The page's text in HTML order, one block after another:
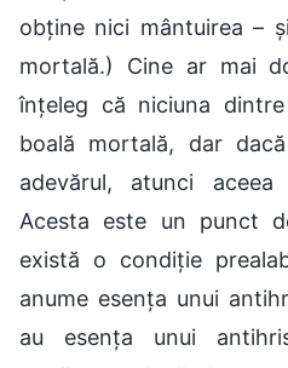
obține nici mântuirea –
mortală.) Cine ar mai
înțeleg că niciuna
boală mortală, dar
adevărul, atunci
Acesta este un punct
există o condiție
anume esența unui
au esența unui